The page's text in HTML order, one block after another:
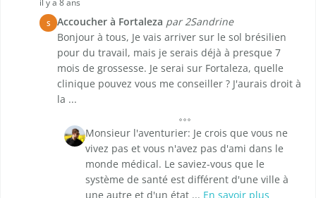
il y a 8 ans
S Accoucher à Fortaleza par 2Sandrine
Bonjour à tous, Je vais arriver sur le sol brésilien
pour du travail, mais je serais déjà à presque 7
mois de grossesse. Je serai sur Fortaleza, quelle
clinique pouvez vous me conseiller ? J'aurais droit à
la ...
Monsieur l'aventurier: Je crois que vous ne
vivez pas et vous n'avez pas d'ami dans le
monde médical. Le saviez-vous que le
système de santé est différent d'une ville à
une autre et d'un état ... En savoir plus